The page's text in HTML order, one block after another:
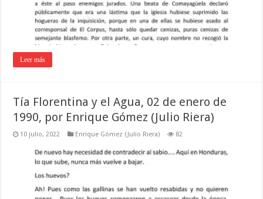
Leer más
Tía Florentina y el Agua, 02 de enero de
1990, por Enrique Gómez (Julio Riera)
10 julio, 2022 Enrique Gómez (Julio Riera) 82